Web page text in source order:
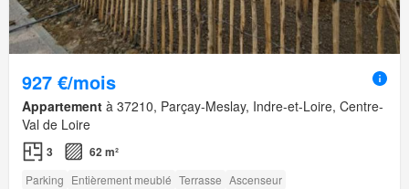
927 €/mois
Appartement à 37210, Parçay-Meslay, Indre-et-Loire, Centre-
Val de Loire
3 62 m²
Parking Entièrement meublé Terrasse Ascenseur